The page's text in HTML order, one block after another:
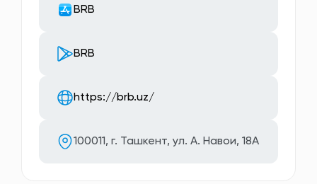
BRB
BRB
https://brb.uz/
100011, г. Ташкент, ул. А. Навои, 18А